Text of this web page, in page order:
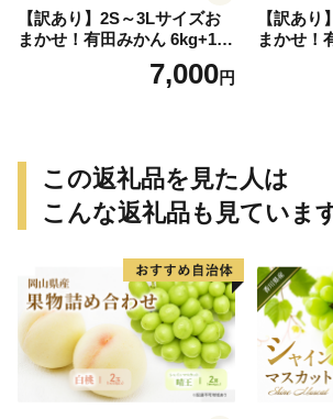
【訳あり】2S～3Lサイズお
まかせ！有田みかん 6kg+1kg
保証分 11月から12月下旬ま
でに順次発送致します。 / 訳
7,000円
【訳あ
まかせ！
保証分
でに順
この返礼品を見た人は
こんな返礼品も見ていま